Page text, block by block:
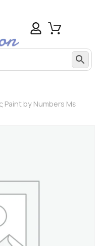
Paint by Numbers Με